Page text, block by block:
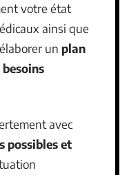
votre état
ainsi que
un plan
avec
possibles et